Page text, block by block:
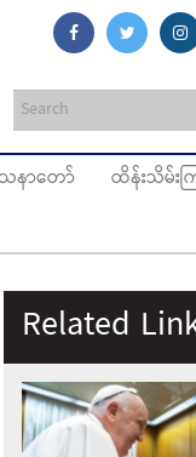
သနာတော်
ထိန်းသိမ်း
Related